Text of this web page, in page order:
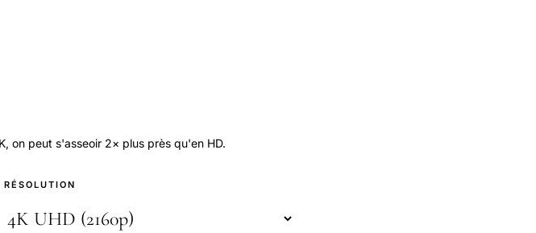
on peut s'asseoir 2× plus près qu'en HD.
RÉSOLUTION